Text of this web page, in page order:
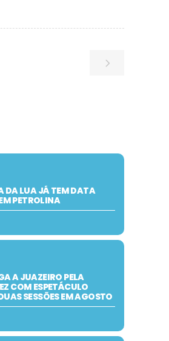
DA LUA JÁ TEM DATA
PETROLINA
A JUAZEIRO PELA
COM ESPETÁCULO
SESSÕES EM AGOSTO